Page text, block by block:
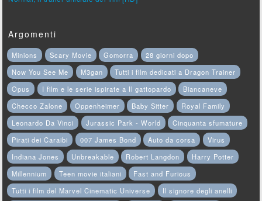
Argomenti
Minions Scary Movie Gomorra
28 giorni dopo
Now You See Me
M3gan
Tutti i film dedicati a Dragon Trainer
Opus
I film e le serie ispirate a Il gattopardo
Biancaneve
Checco Zalone
Oppenheimer Baby Sitter
Royal Family
Leonardo Da Vinci
Jurassic Park - World
Cinquanta sfumature
Pirati dei Caraibi
007 James Bond Auto da corsa
Virus
Indiana Jones
Unbreakable Robert Langdon
Harry Potter
Millennium
Teen movie italiani
Fast and Furious
Tutti i film del Marvel Cinematic Universe
Il signore degli anelli